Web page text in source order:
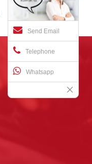
Send Email
Telephone
Whatsapp